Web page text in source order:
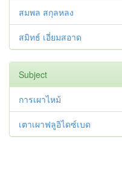
สมพล สกุลหลง
สมิทธ์ เอี่ยมสอาด
Subject
การเผาไหม้
เตาเผาฟลูอิไดซ์เบด